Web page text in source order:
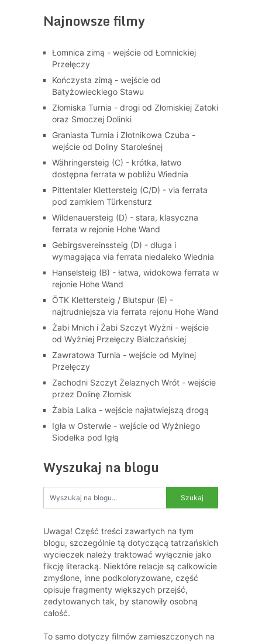
Najnowsze filmy
Łomnica zimą - wejście od Łomnickiej
Przełęczy
Kończysta zimą - wejście od
Batyżowieckiego Stawu
Złomiska Turnia - drogi od Złomiskiej Zatoki
oraz Smoczej Dolinki
Graniasta Turnia i Złotnikowa Czuba -
wejście od Doliny Staroleśnej
Währingersteig (C) - krótka, łatwo
dostępna ferrata w pobliżu Wiednia
Pittentaler Klettersteig (C/D) - via ferrata
pod zamkiem Türkensturz
Wildenauersteig (D) - stara, klasyczna
ferrata w rejonie Hohe Wand
Gebirgsvereinssteig (D) - długa i
wymagająca via ferrata niedaleko Wiednia
Hanselsteig (B) - łatwa, widokowa ferrata w
rejonie Hohe Wand
ÖTK Klettersteig / Blutspur (E) -
najtrudniejsza via ferrata rejonu Hohe Wand
Żabi Mnich i Żabi Szczyt Wyżni - wejście
od Wyżniej Przełęczy Białczańskiej
Zawratowa Turnia - wejście od Mylnej
Przełęczy
Zachodni Szczyt Żelaznych Wrót - wejście
przez Dolinę Złomisk
Żabia Lalka - wejście najłatwiejszą drogą
Igła w Osterwie - wejście od Wyżniego
Siodełka pod Igłą
Wyszukaj na blogu
Uwaga! Część treści zawartych na tym
blogu, szczególnie tą dotyczącą tatrzańskich
wycieczek należy traktować wyłącznie jako
fikcję literacką. Niektóre relacje są całkowicie
zmyślone, inne podkoloryzowane, część
opisuje fragmenty większych przejść,
zedytowanych tak, by stanowiły osobną
całość.
To samo dotyczy filmów zamieszczonych na